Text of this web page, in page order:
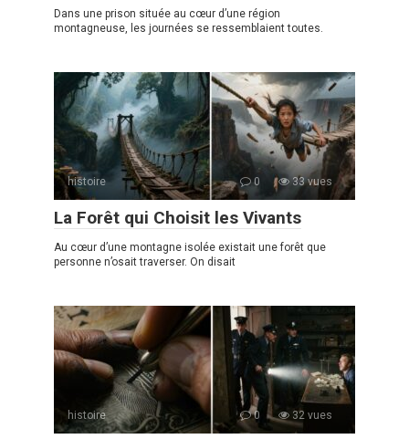
Dans une prison située au cœur d’une région
montagneuse, les journées se ressemblaient toutes.
histoire 0 33 vues
La Forêt qui Choisit les Vivants
Au cœur d’une montagne isolée existait une forêt que
personne n’osait traverser. On disait
histoire 0 32 vues